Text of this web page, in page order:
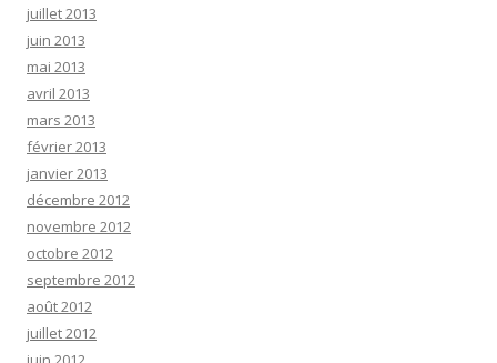
juillet 2013
juin 2013
mai 2013
avril 2013
mars 2013
février 2013
janvier 2013
décembre 2012
novembre 2012
octobre 2012
septembre 2012
août 2012
juillet 2012